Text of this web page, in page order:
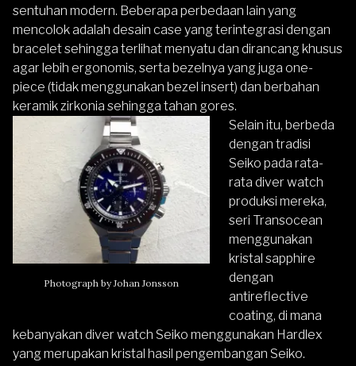
sentuhan modern. Beberapa perbedaan lain yang
mencolok adalah desain case yang terintegrasi dengan
bracelet sehingga terlihat menyatu dan dirancang khusus
agar lebih ergonomis, serta bezelnya yang juga one-
piece (tidak menggunakan bezel insert) dan berbahan
keramik zirkonia sehingga tahan gores.
Photograph by Johan Jonsson
Selain itu, berbeda
dengan tradisi
Seiko pada rata-
rata diver watch
produksi mereka,
seri Transocean
menggunakan
kristal sapphire
dengan
antireflective
coating, di mana
kebanyakan diver watch Seiko menggunakan Hardlex
yang merupakan kristal hasil pengembangan Seiko.